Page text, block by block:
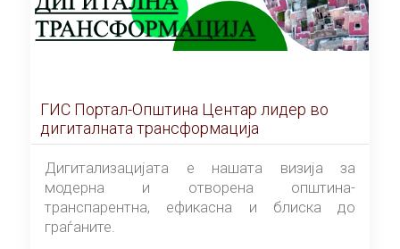
ГИС Портал-Општина Центар лидер во
дигиталната трансформација
Дигитализацијата е нашата визија за
модерна и отворена општина-
транспарентна, ефикасна и блиска до
граѓаните.